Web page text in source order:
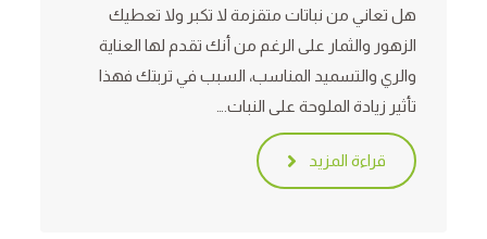
هل تعاني من نباتات متقزمة لا تكبر ولا تعطيك
الزهور والثمار على الرغم من أنك تقدم لها العناية
والري والتسميد المناسب، السبب في تربتك فهذا
تأثير زيادة الملوحة على النبات.…
قراءة المزيد